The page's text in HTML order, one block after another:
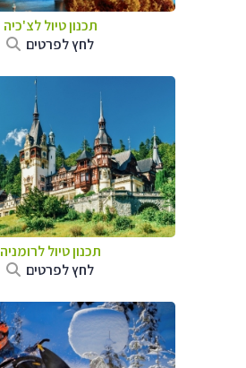
תכנון טיול לצ'כיה
לחץ לפרטים
תכנון טיול לרומניה
לחץ לפרטים